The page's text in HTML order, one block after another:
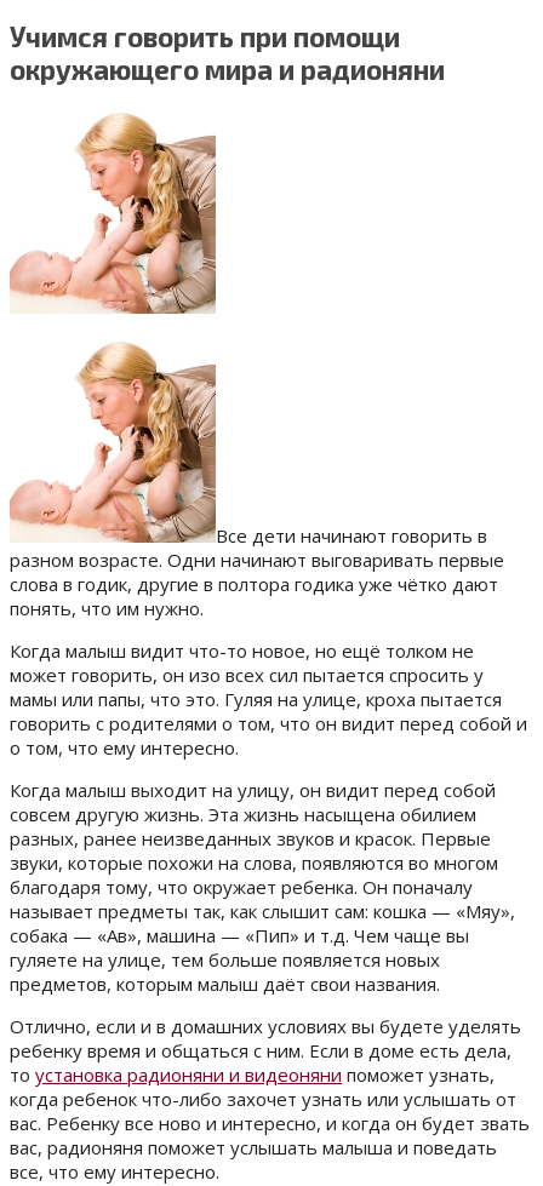
Учимся говорить при помощи
окружающего мира и радионяни
Все дети начинают говорить в
разном возрасте. Одни начинают выговаривать первые
слова в годик, другие в полтора годика уже чётко дают
понять, что им нужно.
Когда малыш видит что-то новое, но ещё толком не
может говорить, он изо всех сил пытается спросить у
мамы или папы, что это. Гуляя на улице, кроха пытается
говорить с родителями о том, что он видит перед собой и
о том, что ему интересно.
Когда малыш выходит на улицу, он видит перед собой
совсем другую жизнь. Эта жизнь насыщена обилием
разных, ранее неизведанных звуков и красок. Первые
звуки, которые похожи на слова, появляются во многом
благодаря тому, что окружает ребенка. Он поначалу
называет предметы так, как слышит сам: кошка — «Мяу»,
собака — «Ав», машина — «Пип» и т.д. Чем чаще вы
гуляете на улице, тем больше появляется новых
предметов, которым малыш даёт свои названия.
Отлично, если и в домашних условиях вы будете уделять
ребенку время и общаться с ним. Если в доме есть дела,
то установка радионяни и видеоняни поможет узнать,
когда ребенок что-либо захочет узнать или услышать от
вас. Ребенку все ново и интересно, и когда он будет звать
вас, радионяня поможет услышать малыша и поведать
все, что ему интересно.